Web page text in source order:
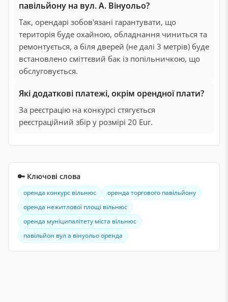
павільйону на вул. А. Вінуольо?
Так, орендарі зобов'язані гарантувати, що
територія буде охайною, обладнання чиниться та
ремонтується, а біля дверей (не далі 3 метрів) буде
встановлено сміттєвий бак із попільничкою, що
обслуговується.
Які додаткові платежі, окрім орендної плати?
За реєстрацію на конкурсі стягується
реєстраційний збір у розмірі 20 Eur.
🔑 Ключові слова
оренда конкурс вільнюс
оренда торгового павільйону
оренда нежитлової площі вільнюс
оренда муніципалітету міста вільнюс
павільйон вул а вінуольо оренда